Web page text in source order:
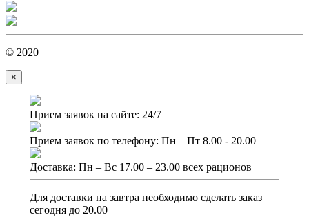
© 2020
×
Прием заявок на сайте: 24/7
Прием заявок по телефону: Пн – Пт 8.00 - 20.00
Доставка: Пн – Вс 17.00 – 23.00 всех рационов
Для доставки на завтра необходимо сделать заказ
сегодня до 20.00